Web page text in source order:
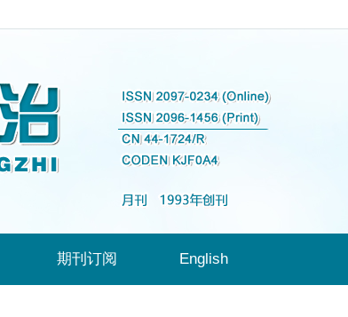
期刊订阅 English